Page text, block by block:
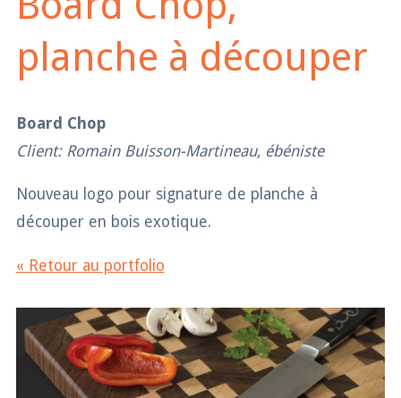
planche à découper
Board Chop
Client: Romain Buisson-Martineau, ébéniste
Nouveau logo pour signature de planche à
découper en bois exotique.
« Retour au portfolio